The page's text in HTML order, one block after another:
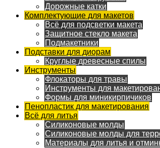
Дорожные катки
Комплектующие для макетов
Всё для подсветки макета
Защитное стекло макета
Подмакетники
Подставки для диорам
Круглые древесные спилы
Инструменты
Флокаторы для травы
Инструменты для
Формы для миникирпичиков
Пенопластик для макетирования
Всё для литья
Силиконовые молды
Силиконовые молды для
Материалы для литья и